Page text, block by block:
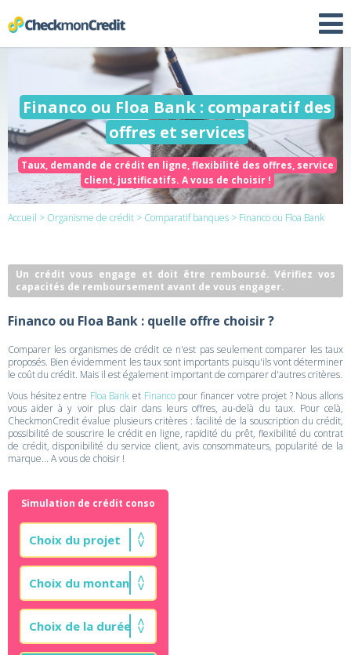
Financo ou Floa Bank : comparatif des
offres et services
Taux, demande de crédit en ligne, flexibilité des offres, service
client, justificatifs. A vous de choisir !
Accueil > Organisme de crédit > Comparatif banques > Financo ou Floa Bank
Un crédit vous engage et doit être remboursé. Vérifiez vos
capacités de remboursement avant de vous engager.
Financo ou Floa Bank : quelle offre choisir ?
Comparer les organismes de crédit ce n'est pas seulement comparer les taux
proposés. Bien évidemment les taux sont importants puisqu'ils vont déterminer
le coût du crédit. Mais il est également important de comparer d'autres critères.
Vous hésitez entre Floa Bank et Financopour financer votre projet ? Nous allons
vous aider à y voir plus clair dans leurs offres, au-delà du taux. Pour celà,
CheckmonCredit évalue plusieurs critères : facilité de la souscription du crédit,
possibilité de souscrire le crédit en ligne, rapidité du prêt, flexibilité du contrat
de crédit, disponibilité du service client, avis consommateurs, popularité de la
marque... A vous de choisir !
Simulation de crédit conso